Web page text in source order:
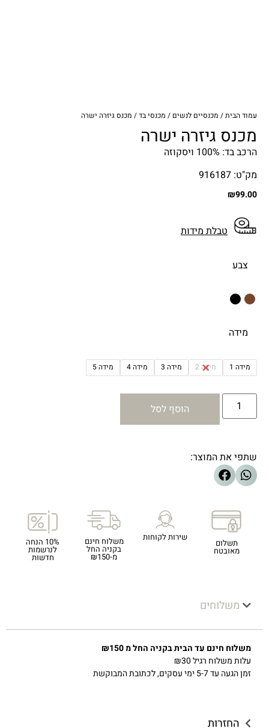
עמוד הבית/ מכנסיים לנשים / מכנסי בד/ מכנס גיזרה ישרה
מכנס גיזרה ישרה
הרכב בד: 100% ויסקוזה
מק"ט: 916187
₪99.00
טבלת מידות
צבע
מידה
מידה 1 מידה 2 מידה 3 מידה 4 מידה 5
הוסף לסל
שתפי את המוצר:
תשלום
מאובטח
שירות לקוחות משלוח חינם
בקניה החל
מ-₪150
10% הנחה
לנרשמות
חדשות
משלוחים
משלוח חינם עד הבית בקניה החל מ ₪150
עלות משלוח רגיל ₪30
זמן הגעה עד 5-7 ימי עסקים, לכתובת המבוקשת
החזרות